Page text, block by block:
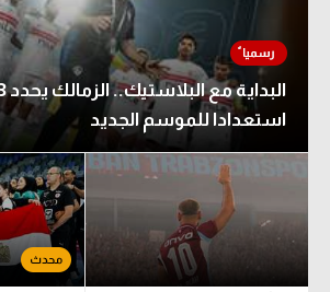
استعدادا للموسم الجديد